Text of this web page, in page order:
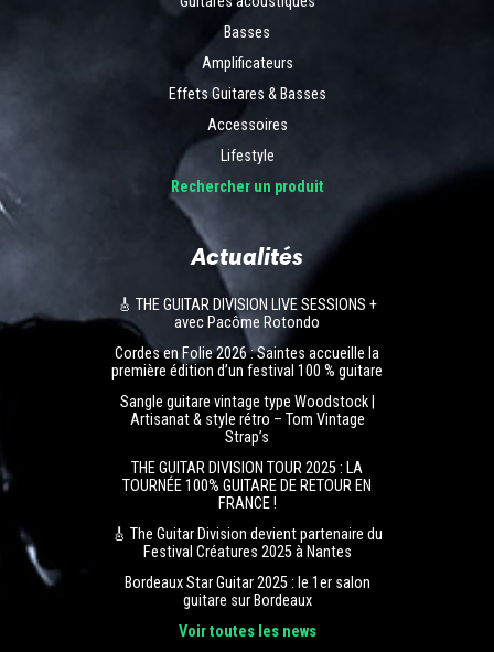
Basses
Amplificateurs
Effets Guitares & Basses
Accessoires
Lifestyle
Rechercher un produit
Actualités
🎸 THE GUITAR DIVISION LIVE SESSIONS +
avec Pacôme Rotondo
Cordes en Folie 2026 : Saintes accueille la
première édition d’un festival 100 % guitare
Sangle guitare vintage type Woodstock |
Artisanat & style rétro – Tom Vintage
Strap’s
THE GUITAR DIVISION TOUR 2025 : LA
TOURNÉE 100% GUITARE DE RETOUR EN
FRANCE !
🎸 The Guitar Division devient partenaire du
Festival Créatures 2025 à Nantes
Bordeaux Star Guitar 2025 : le 1er salon
guitare sur Bordeaux
Voir toutes les news